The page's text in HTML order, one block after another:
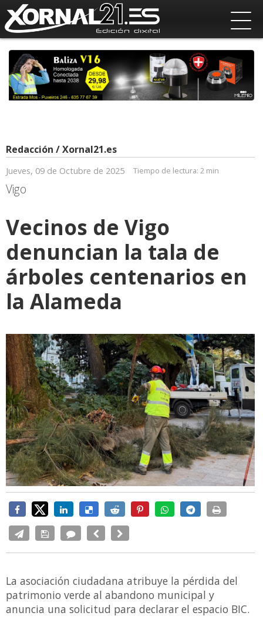
Redacción / Xornal21.es
Jueves, 09 de Octubre de 2025 Tiempo de lectura: 2 min
Vigo
Vecinos de Vigo
denuncian la tala de
árboles centenarios en
la Alameda
La asociación ciudadana atribuye la pérdida del
patrimonio verde al abandono municipal y
anuncia una solicitud para declarar el espacio BIC.